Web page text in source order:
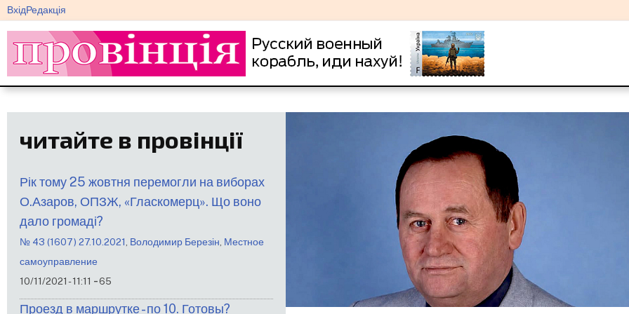
Перейти
до
основного
вмісту
меню
облікового
запису
користувача
ВхідРедакція
читайте в провінції
Рік тому 25 жовтня перемогли на виборах
О.Азаров, ОПЗЖ, «Гласкомерц». Що воно
дало громаді?
№ 43 (1607) 27.10.2021 Володимир Березін Местное
самоуправление
10/11/2021 - 11:11 -65
Проезд в маршрутке - по 10. Готовы?